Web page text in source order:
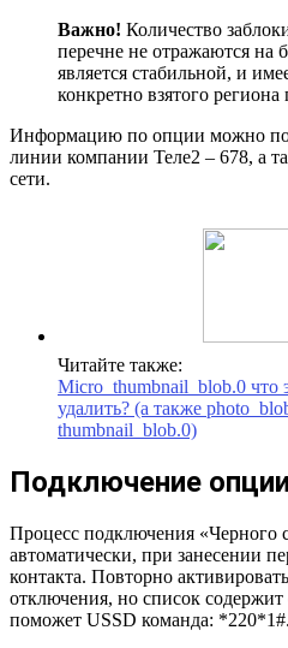
Важно! Количество
перечне не отражаются на
является стабильной, и
конкретно взятого региона
Информацию по опции можно
линии компании Теле2 – 678, а
сети.
Читайте также:
Micro_thumbnail_blob.0 что
удалить? (а также
thumbnail_blob.0)
Подключение опции
Процесс подключения «Черного
автоматически, при занесении
контакта. Повторно
отключения, но список
поможет USSD команда: *220*1#.